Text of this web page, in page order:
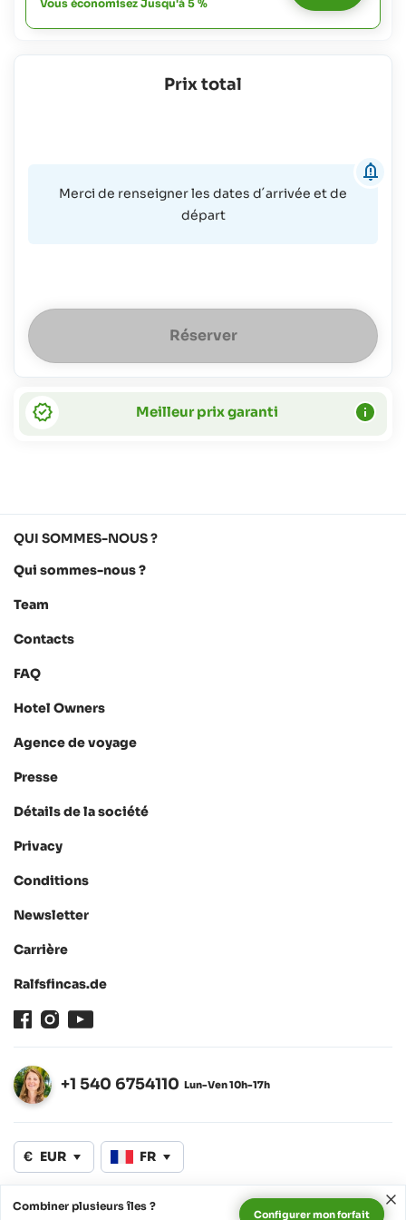
Combiner plusieurs îles ?
Configurer mon forfait
Pour
âges:
Vous économisez Jusqu'à 5 %
Prix total
Merci de renseigner les dates d´arrivée et de
départ
Réserver
Meilleur prix garanti
QUI SOMMES-NOUS ?
Qui sommes-nous ?
Team
Contacts
FAQ
Hotel Owners
Agence de voyage
Presse
Détails de la société
Privacy
Conditions
Newsletter
Carrière
Ralfsfincas.de
FacebookInstagram
Ouvert
+1 540 6754110 Lun-Ven 10h-17h
€ EUR FR